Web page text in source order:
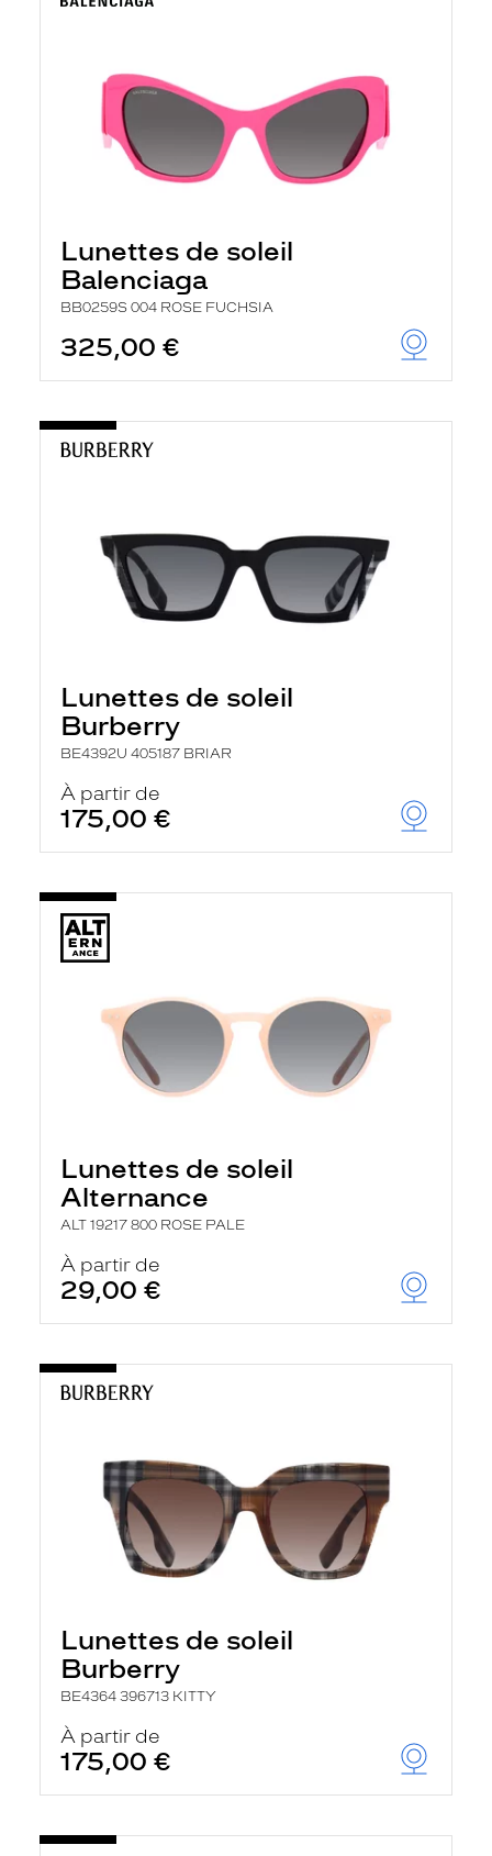
Lunettes de soleil
Balenciaga
BB0259S 004 ROSE FUCHSIA
325,00 €
Lunettes de soleil
Burberry
BE4392U 405187 BRIAR
À partir de
175,00 €
Lunettes de soleil
Alternance
ALT 19217 800 ROSE PALE
À partir de
29,00 €
Lunettes de soleil
Burberry
BE4364 396713 KITTY
À partir de
175,00 €